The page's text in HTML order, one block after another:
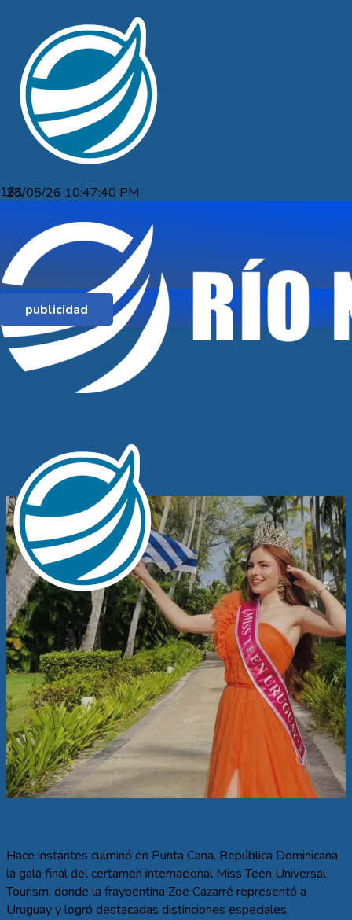
publicidad
28/05/26 10:47:40 PM
ZOE CAZARRÉ OBTUVO TRES
DISTINCIONES EN MISS TEEN
UNIVERSAL TOURISM EN PUNTA
CANA
Hace instantes culminó en Punta Cana, República Dominicana,
la gala final del certamen internacional Miss Teen Universal
Tourism, donde la fraybentina Zoe Cazarré representó a
Uruguay y logró destacadas distinciones especiales.